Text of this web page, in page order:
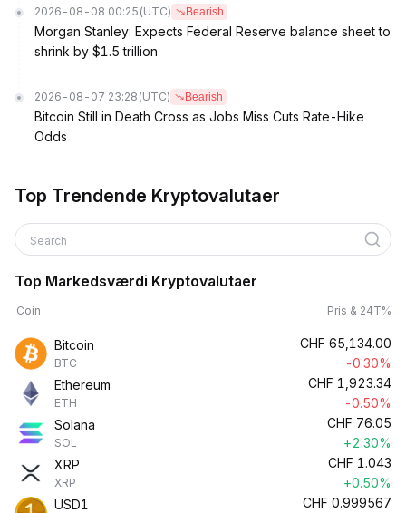
2026-08-08 00:25 (UTC) Bearish
Morgan Stanley: Expects Federal Reserve balance sheet to
shrink by $1.5 trillion
2026-08-07 23:28 (UTC) Bearish
Bitcoin Still in Death Cross as Jobs Miss Cuts Rate-Hike
Odds
Top Trendende Kryptovalutaer
Search
Top Markedsværdi Kryptovalutaer
Coin Pris & 24T%
Bitcoin
BTC
CHF 65,134.00
-0.30%
Ethereum
ETH
CHF 1,923.34
-0.50%
Solana
SOL
CHF 76.05
+2.30%
XRP
XRP
CHF 1.043
+0.50%
USD1
CHF 0.999567